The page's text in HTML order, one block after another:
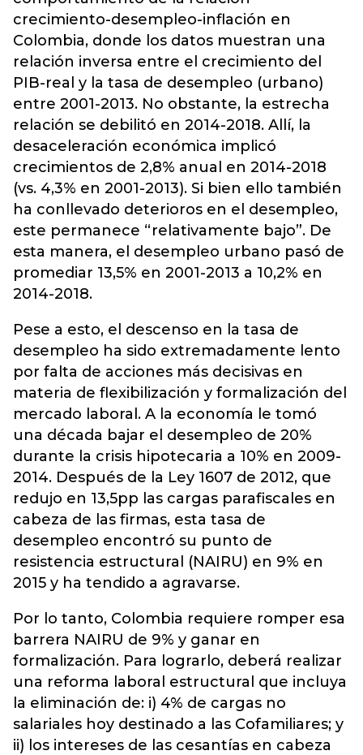
crecimiento-desempleo-inflación en
Colombia, donde los datos muestran una
relación inversa entre el crecimiento del
PIB-real y la tasa de desempleo (urbano)
entre 2001-2013. No obstante, la estrecha
relación se debilitó en 2014-2018. Allí, la
desaceleración económica implicó
crecimientos de 2,8% anual en 2014-2018
(vs. 4,3% en 2001-2013). Si bien ello también
ha conllevado deterioros en el desempleo,
este permanece “relativamente bajo”. De
esta manera, el desempleo urbano pasó de
promediar 13,5% en 2001-2013 a 10,2% en
2014-2018.
Pese a esto, el descenso en la tasa de
desempleo ha sido extremadamente lento
por falta de acciones más decisivas en
materia de flexibilización y formalización del
mercado laboral. A la economía le tomó
una década bajar el desempleo de 20%
durante la crisis hipotecaria a 10% en 2009-
2014. Después de la Ley 1607 de 2012, que
redujo en 13,5pp las cargas parafiscales en
cabeza de las firmas, esta tasa de
desempleo encontró su punto de
resistencia estructural (NAIRU) en 9% en
2015 y ha tendido a agravarse.
Por lo tanto, Colombia requiere romper esa
barrera NAIRU de 9% y ganar en
formalización. Para lograrlo, deberá realizar
una reforma laboral estructural que incluya
la eliminación de: i) 4% de cargas no
salariales hoy destinado a las Cofamiliares; y
ii) los intereses de las cesantías en cabeza